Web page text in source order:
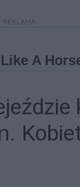
REKLAMA